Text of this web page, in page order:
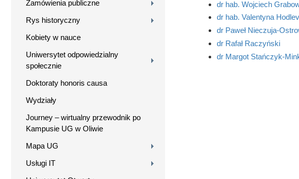
Zamówienia publiczne
Rys historyczny
Kobiety w nauce
Uniwersytet odpowiedzialny
społecznie
Doktoraty honoris causa
Wydziały
Journey – wirtualny przewodnik po
Kampusie UG w Oliwie
Mapa UG
Usługi IT
dr hab. Wojciech
dr hab. Valentyna
dr Paweł Nieczuja-
dr Rafał Raczyński
dr Margot Stańczyk-